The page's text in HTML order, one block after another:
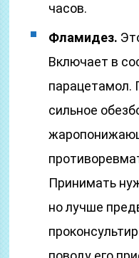
часов.
Фламидез.
Включает в
парацетамол.
сильное
Принимать
но лучше